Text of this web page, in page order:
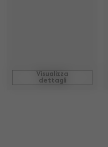
Visualizza
dettagli